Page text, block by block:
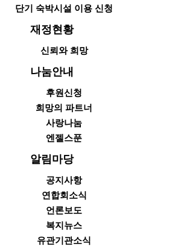
단기 숙박시설 이용 신청
재정현황
신뢰와 희망
나눔안내
후원신청
희망의 파트너
사랑나눔
엔젤스푼
알림마당
공지사항
연합회소식
언론보도
복지뉴스
유관기관소식